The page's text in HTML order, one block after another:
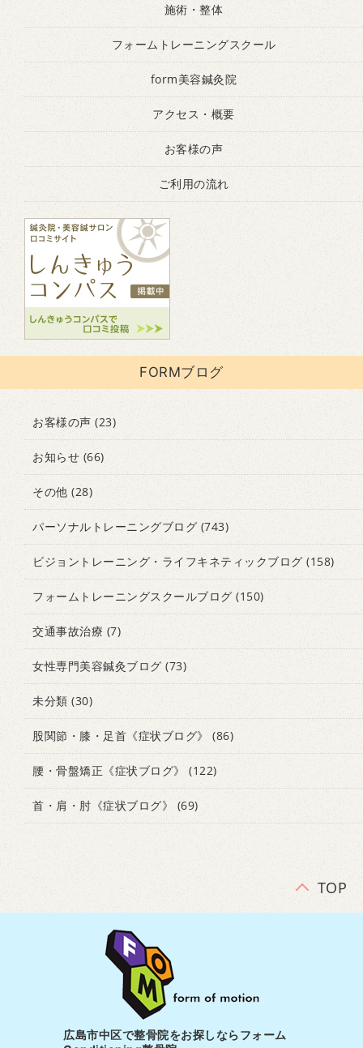
施術・整体
フォームトレーニングスクール
form美容鍼灸院
アクセス・概要
お客様の声
ご利用の流れ
FORMブログ
お客様の声 (23)
お知らせ (66)
その他 (28)
パーソナルトレーニングブログ (743)
ビジョントレーニング・ライフキネティックブログ (158)
フォームトレーニングスクールブログ (150)
交通事故治療 (7)
女性専門美容鍼灸ブログ (73)
未分類 (30)
股関節・膝・足首《症状ブログ》 (86)
腰・骨盤矯正《症状ブログ》 (122)
首・肩・肘《症状ブログ》 (69)
TOP
広島市中区で整骨院をお探しならフォーム